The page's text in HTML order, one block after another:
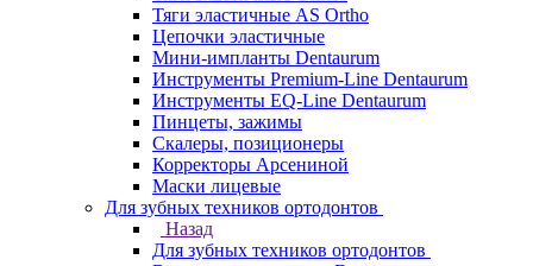
Тяги эластичные AS Ortho
Цепочки эластичные
Мини-импланты Dentaurum
Инструменты Premium-Line Dentaurum
Инструменты EQ-Line Dentaurum
Пинцеты, зажимы
Скалеры, позиционеры
Корректоры Арсениной
Маски лицевые
Для зубных техников ортодонтов
Назад
Для зубных техников ортодонтов